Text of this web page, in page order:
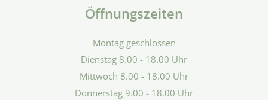
Öffnungszeiten
Montag geschlossen
Dienstag 8.00 - 18.00 Uhr
Mittwoch 8.00 - 18.00 Uhr
Donnerstag 9.00 - 18.00 Uhr